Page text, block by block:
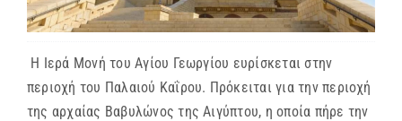
ΕΝΗΜΕΡΩΣΗ
ΣΥΝΔΕΣΕΙΣ
Η Ιερά Μονή του Αγίου Γεωργίου ευρίσκεται στην
περιοχή του Παλαιού Καΐρου. Πρόκειται για την περιοχή
της αρχαίας Βαβυλώνος της Αιγύπτου, η οποία πήρε την